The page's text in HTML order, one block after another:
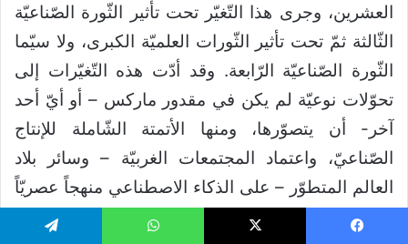
العشرين، وجرى هذا التّغيّر تحت تأثير الثّورة الصّناعيّة
الثّالثة ثمّ تحت تأثير الثّورات العلميّة الكبرى، ولا سيّما
الثّورة الصّناعيّة الرّابعة. وقد أدّت هذه التّغيّرات إلى
تحوّلات نوعيّة لم يكن في مقدور ماركس – أو أيّ أحد
آخر- أن يتصوّرها، ومنها الأتمتة الشّاملة للإنتاج
الصّناعيّ، واعتماد المجتمعات الغربيّة – وسائر بلاد
العالم المتطوّر – على الذكاء الاصطناعي منهجاً عصريّاً
في معالجة مختلف مظاهر الوجود والحياة. وفي خضمّ